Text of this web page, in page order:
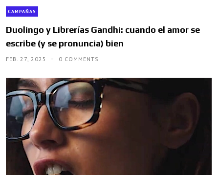
CAMPAÑAS
Duolingo y Librerías Gandhi: cuando el amor se
escribe (y se pronuncia) bien
FEB. 27, 2025 0 COMMENTS